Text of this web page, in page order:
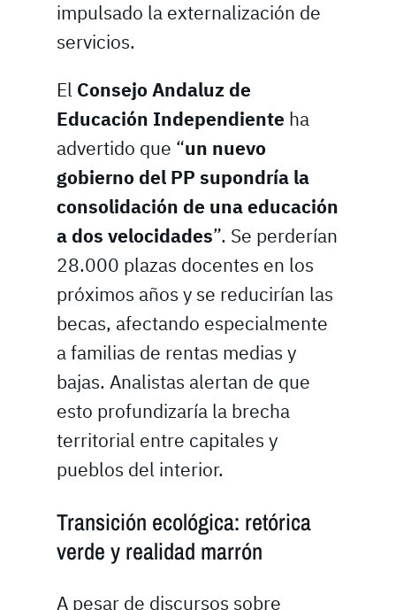
impulsado la externalización de
servicios.
El Consejo Andaluz de
Educación Independiente ha
advertido que “un nuevo
gobierno del PP supondría la
consolidación de una educación
a dos velocidades”. Se perderían
28.000 plazas docentes en los
próximos años y se reducirían las
becas, afectando especialmente
a familias de rentas medias y
bajas. Analistas alertan de que
esto profundizaría la brecha
territorial entre capitales y
pueblos del interior.
Transición ecológica: retórica
verde y realidad marrón
A pesar de discursos sobre